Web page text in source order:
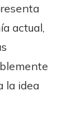
actual,
la idea